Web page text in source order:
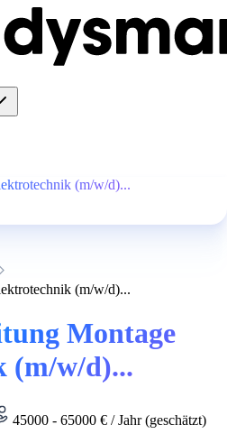
(m/w/d)...
(m/w/d)...
Montage
(m/w/d)...
45000 - 65000 € / Jahr (geschätzt)